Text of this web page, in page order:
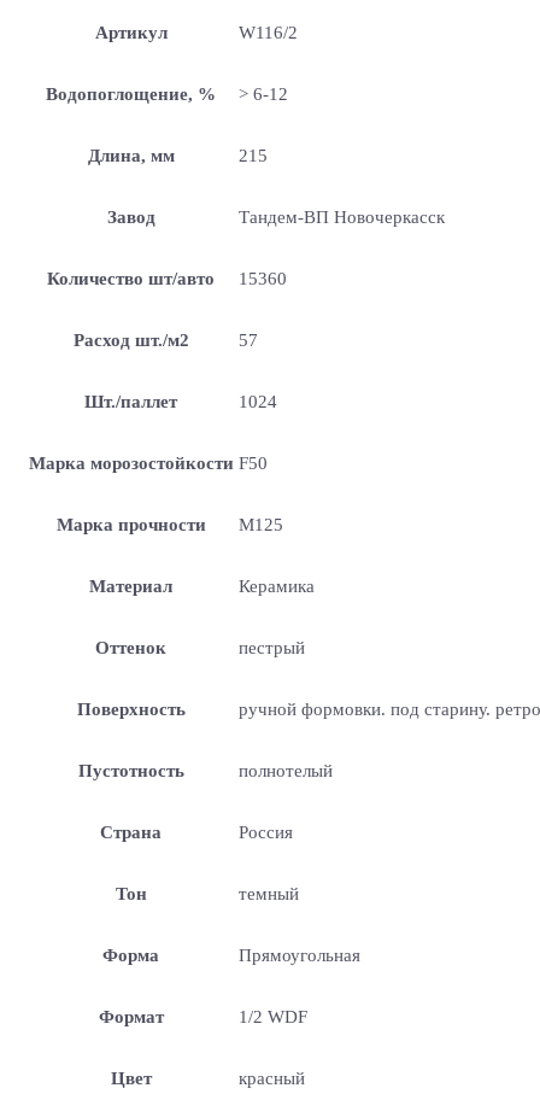
Артикул W116/2
Водопоглощение, % > 6-12
Длина, мм 215
Завод Тандем-ВП Новочеркасск
Количество шт/авто 15360
Расход шт./м2 57
Шт./паллет 1024
Марка морозостойкости F50
Марка прочности М125
Материал Керамика
Оттенок пестрый
Поверхность ручной формовки. под старину. ретро
Пустотность полнотелый
Страна Россия
Тон темный
Форма Прямоугольная
Формат 1/2 WDF
Цвет красный